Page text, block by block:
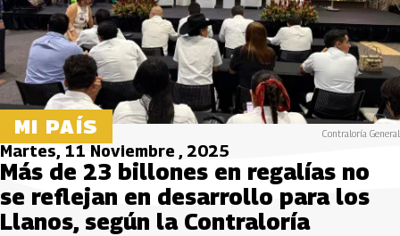
MI PAÍS Contraloría General
Martes, 11 Noviembre , 2025
Más de 23 billones en regalías no
se reflejan en desarrollo para los
Llanos, según la Contraloría